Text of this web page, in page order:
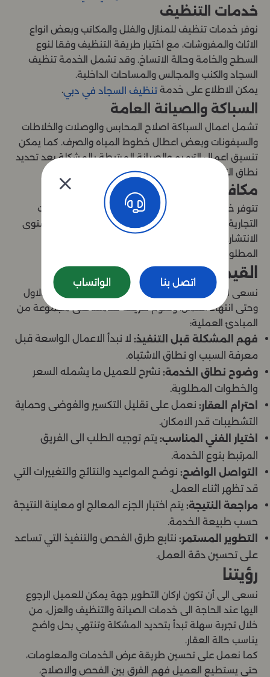
خدمات التنظيف
نوفر خدمات تنظيف للمنازل والفلل والمكاتب وبعض انواع
الاثاث والمفروشات، مع اختيار طريقة التنظيف وفقا لنوع
السطح والخامة وحالة الاتساخ. وقد تشمل الخدمة تنظيف
السجاد والكنب والمجالس والمساحات الداخلية.
يمكن الاطلاع على خدمة تنظيف السجاد في دبي.
السباكة والصيانة العامة
تشمل اعمال السباكة اصلاح المحابس والوصلات والخلاطات
والسيفونات وبعض اعطال خطوط المياه والصرف. كما يمكن
تنسيق اعمال الترميم والصيانة المرتبطة بالمشكلة بعد تحديد
نطاق التنفيذ.
مكافحة الحشرات
تتوفر خدمات مكافحة الحشرات للمنازل وبعض المنشآت
التجارية، بعد معرفة نوع الحشرة ومساحة الموقع ومستوى
الانتشار. ويتم توضيح تعليمات الاستخدام والاحتياطات
المطلوبة قبل تنفيذ الخدمة.
القيم التي نعتمد عليها
نسعى الى تقديم تجربة منظمة وواضحة منذ الاتصال الاول
وحتى انتهاء العمل. وتقوم طريقة تعاملنا على مجموعة من
المبادئ العملية:
فهم المشكلة قبل التنفيذ: لا نبدأ الاعمال الواسعة قبل
معرفة السبب او نطاق الاشتباه.
وضوح نطاق الخدمة: نشرح للعميل ما يشمله السعر
والخطوات المطلوبة.
احترام العقار: نعمل على تقليل التكسير والفوضى وحماية
التشطيبات قدر الامكان.
اختيار الفني المناسب: يتم توجيه الطلب الى الفريق
المرتبط بنوع الخدمة.
التواصل الواضح: نوضح المواعيد والنتائج والتغييرات التي
قد تظهر اثناء العمل.
مراجعة النتيجة: يتم اختبار الجزء المعالج او معاينة النتيجة
حسب طبيعة الخدمة.
التطوير المستمر: نتابع طرق الفحص والتنفيذ التي تساعد
على تحسين دقة العمل.
رؤيتنا
نسعى الى أن تكون اركان التطوير جهة يمكن للعميل الرجوع
اليها عند الحاجة الى خدمات الصيانة والتنظيف والعزل، من
خلال تجربة سهلة تبدأ بتحديد المشكلة وتنتهي بحل واضح
يناسب حالة العقار.
كما نعمل على تحسين طريقة عرض الخدمات والمعلومات،
حتى يستطيع العميل فهم الفرق بين الفحص والاصلاح،
اتصل بنا الواتساب